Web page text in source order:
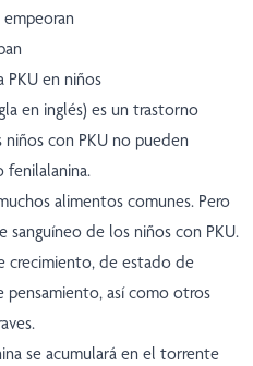
en niños
en inglés) es un trastorno
con PKU no pueden
fenilalanina.
alimentos comunes. Pero
de los niños con PKU.
crecimiento, de estado de
así como otros
se acumulará en el torrente